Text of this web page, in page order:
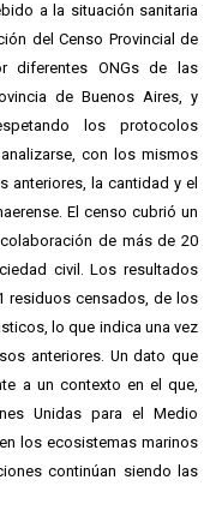
a la situación sanitaria
del Censo Provincial de
diferentes ONGs de las
de Buenos Aires, y
los protocolos
con los mismos
anteriores, la cantidad y el
El censo cubrió un
de más de 20
civil. Los resultados
residuos censados, de los
lo que indica una vez
anteriores. Un dato que
a un contexto en el que,
Unidas para el Medio
los ecosistemas marinos
continúan siendo las